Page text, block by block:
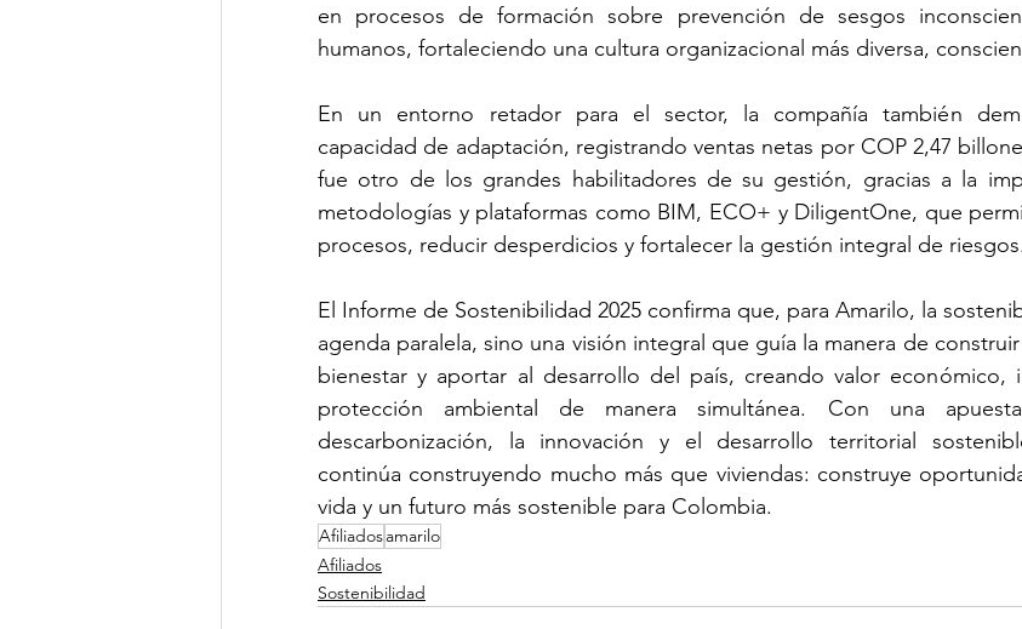
en procesos de formación sobre prevención de sesgos
humanos, fortaleciendo una cultura organizacional más diversa,
En un entorno retador para el sector, la compañía también
capacidad de adaptación, registrando ventas netas por COP 2,47
fue otro de los grandes habilitadores de su gestión, gracias a la
metodologías y plataformas como BIM, ECO+ y DiligentOne, que
procesos, reducir desperdicios y fortalecer la gestión integral de riesgos.
El Informe de Sostenibilidad 2025 confirma que, para Amarilo, la
agenda paralela, sino una visión integral que guía la manera de
bienestar y aportar al desarrollo del país, creando valor económico,
protección ambiental de manera simultánea. Con una
descarbonización, la innovación y el desarrollo territorial
continúa construyendo mucho más que viviendas: construye
vida y un futuro más sostenible para Colombia.
Afiliadosamarilo
Afiliados
Sostenibilidad